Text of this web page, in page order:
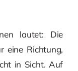
lautet: Die
eine Richtung,
in Sicht. Auf